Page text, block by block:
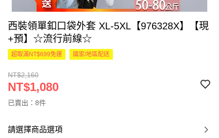
西裝領單釦口袋外套 XL-5XL【976328X】【現
+預】☆流行前線☆
超取滿NT$699免運 國家/地區配送
NT$2,160
NT$1,080
已賣出：8件
請選擇商品選項